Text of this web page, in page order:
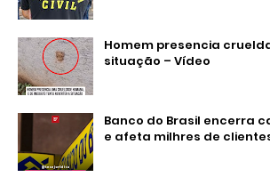
Homem presencia
situação – Vídeo
Banco do Brasil encerra
e afeta milhres de